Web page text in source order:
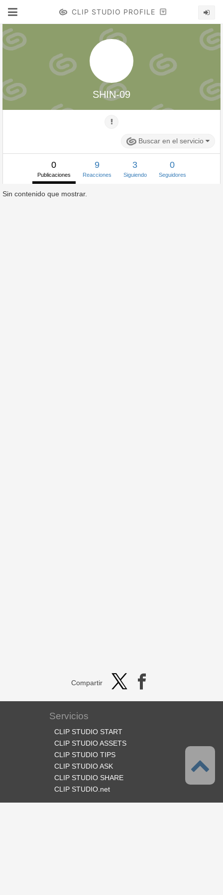
CLIP STUDIO PROFILE
SHIN-09
Buscar en el servicio
0
Publicaciones
9
Reacciones
3
Siguiendo
0
Seguidores
Sin contenido que mostrar.
Compartir
Servicios
CLIP STUDIO START
CLIP STUDIO ASSETS
CLIP STUDIO TIPS
CLIP STUDIO ASK
CLIP STUDIO SHARE
CLIP STUDIO.net